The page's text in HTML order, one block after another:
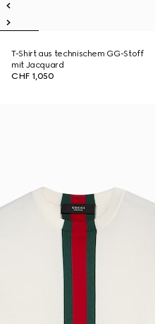
T-Shirt aus technischem GG-Stoff
mit Jacquard
CHF 1,050